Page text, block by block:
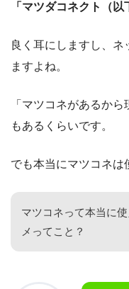
「マツダコネクト（
良く耳にしますし、ネ
ますよね。
「マツコネがあるか
もあるくらいです。
でも本当にマツコネは
マツコネって本当に
メってこと？